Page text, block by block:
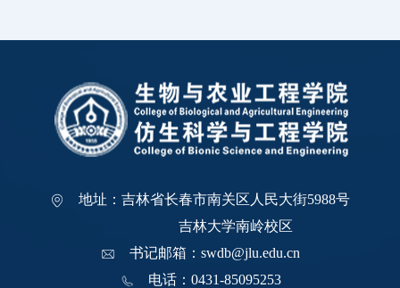
地址：吉林省长春市南关区人民大街5988号
吉林大学南岭校区
书记邮箱：swdb@jlu.edu.cn
电话：0431-85095253